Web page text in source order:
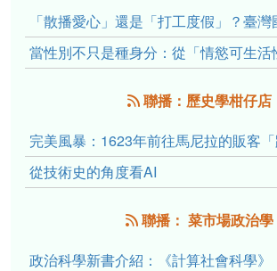
聯播：歷史學柑仔店
從技術史的角度看AI
聯播： 菜市場政治學
政治科學新書介紹：《計算社會科學》